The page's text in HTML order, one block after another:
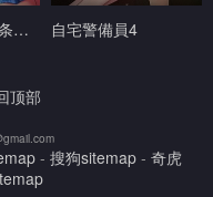
走路用手机违反条例发现到就问答无用马上无套抽插中出TheMotionAnimed_177879 自宅警備員4
顶部
- 搜狗sitemap - 奇虎